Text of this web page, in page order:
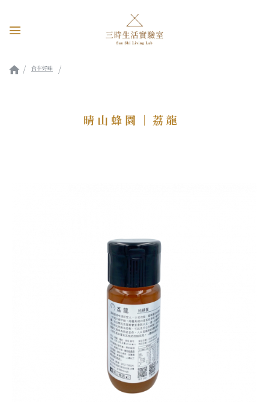
食在好味
晴山蜂園｜荔龍